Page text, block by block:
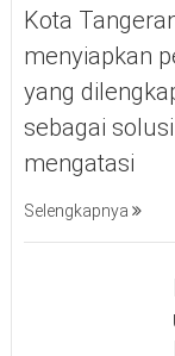
Kota
menyiapkan
yang
sebagai
mengatasi
Selengkapnya